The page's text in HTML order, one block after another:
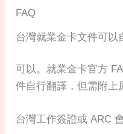
FAQ
台灣就業金卡文件可以
可以。就業金卡官方
件自行翻譯，但需附上
台灣工作簽證或 ARC